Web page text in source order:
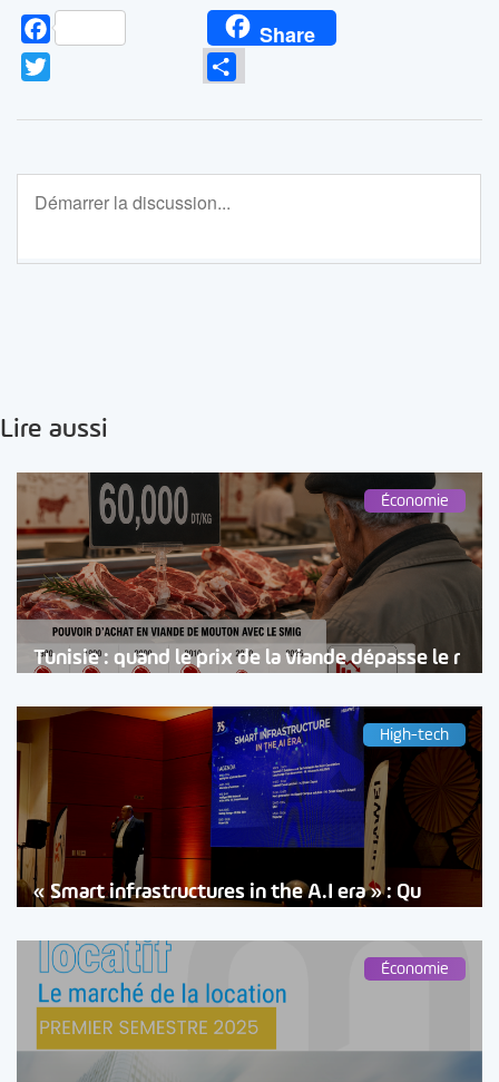
Facebook Share
Partager
Lire aussi
Économie
Tunisie : quand le prix de la viande dépasse le r
High-tech
« Smart infrastructures in the A.I era » : Qu
Économie